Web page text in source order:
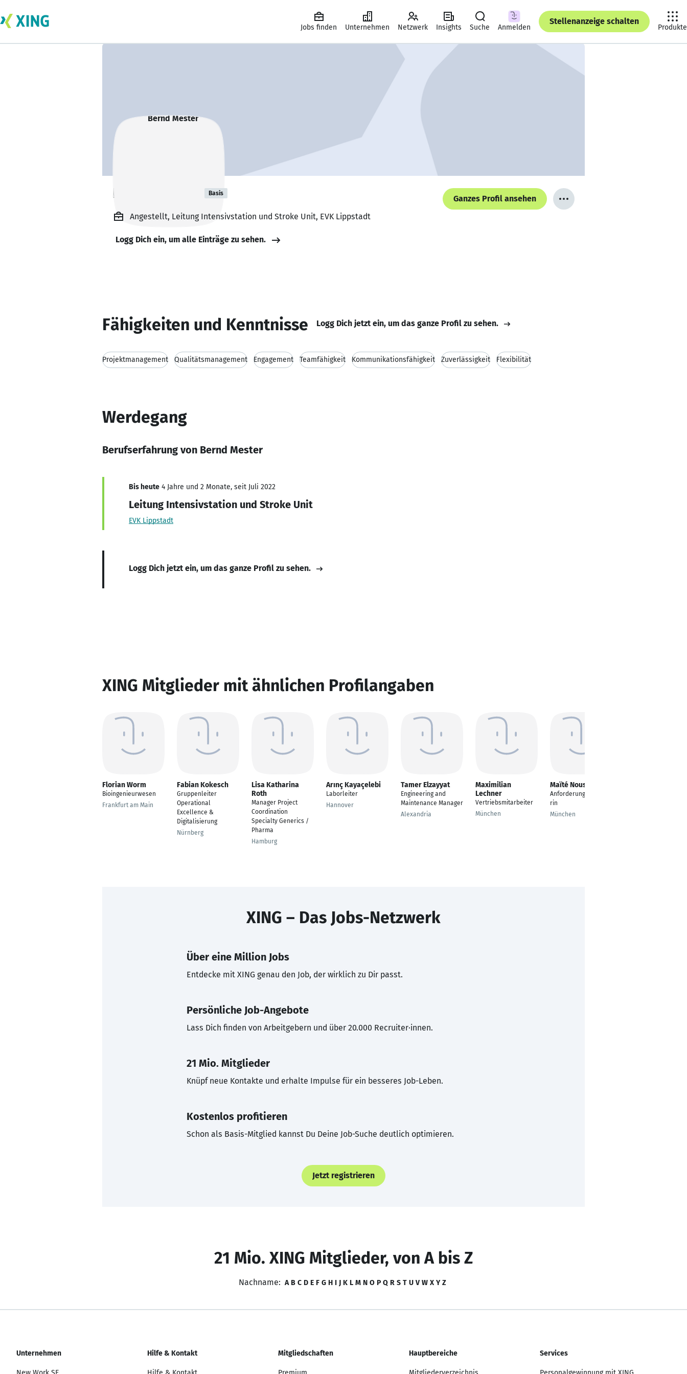
Jobs finden Unternehmen Netzwerk Insights Suche Anmelden
Stellenanzeige schalten
Produkte
Bernd Mester Basis
Ganzes Profil ansehen
Angestellt, Leitung Intensivstation und Stroke Unit, EVK Lippstadt
Logg Dich ein, um alle Einträge zu sehen.
Fähigkeiten und Kenntnisse Logg Dich jetzt ein, um das ganze Profil zu sehen.
Projektmanagement Qualitätsmanagement Engagement Teamfähigkeit Kommunikationsfähigkeit Zuverlässigkeit Flexibilität
Werdegang
Berufserfahrung von Bernd Mester
Bis heute 4 Jahre und 2 Monate, seit Juli 2022
Leitung Intensivstation und Stroke Unit
EVK Lippstadt
Logg Dich jetzt ein, um das ganze Profil zu sehen.
XING Mitglieder mit ähnlichen Profilangaben
Florian Worm
Bioingenieurwesen
Frankfurt am Main
Fabian Kokesch
Gruppenleiter
Operational
Excellence &
Digitalisierung
Nürnberg
Lisa Katharina
Roth
Manager Project
Coordination
Specialty Generics /
Pharma
Hamburg
Arınç Kayaçelebi
Laborleiter
Hannover
Tamer Elzayyat
Engineering and
Maintenance Manager
Alexandria
Maximilian
Lechner
Vertriebsmitarbeiter
München
Maïté Noussitou
Anforderungsmanage
rin
München
XING – Das Jobs-Netzwerk
Über eine Million Jobs
Entdecke mit XING genau den Job, der wirklich zu Dir passt.
Persönliche Job-Angebote
Lass Dich finden von Arbeitgebern und über 20.000 Recruiter·innen.
21 Mio. Mitglieder
Knüpf neue Kontakte und erhalte Impulse für ein besseres Job-Leben.
Kostenlos profitieren
Schon als Basis-Mitglied kannst Du Deine Job-Suche deutlich optimieren.
Jetzt registrieren
21 Mio. XING Mitglieder, von A bis Z
Nachname: A B C D E F G H I J K L M N O P Q R S T U V W X Y Z
Unternehmen Hilfe & Kontakt Mitgliedschaften Hauptbereiche Services